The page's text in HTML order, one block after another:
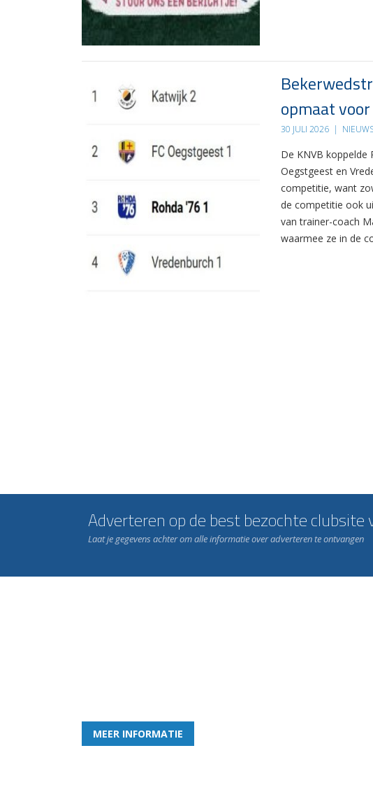
opmaat
30 JULI 2026 |
De KNVB koppelde
Oegstgeest en
competitie, want
de competitie ook
van trainer-coach
waarmee ze in de
Adverteren op de best bezochte clubsite
Laat je gegevens achter om alle informatie over adverteren te ontvangen
MEER INFORMATIE